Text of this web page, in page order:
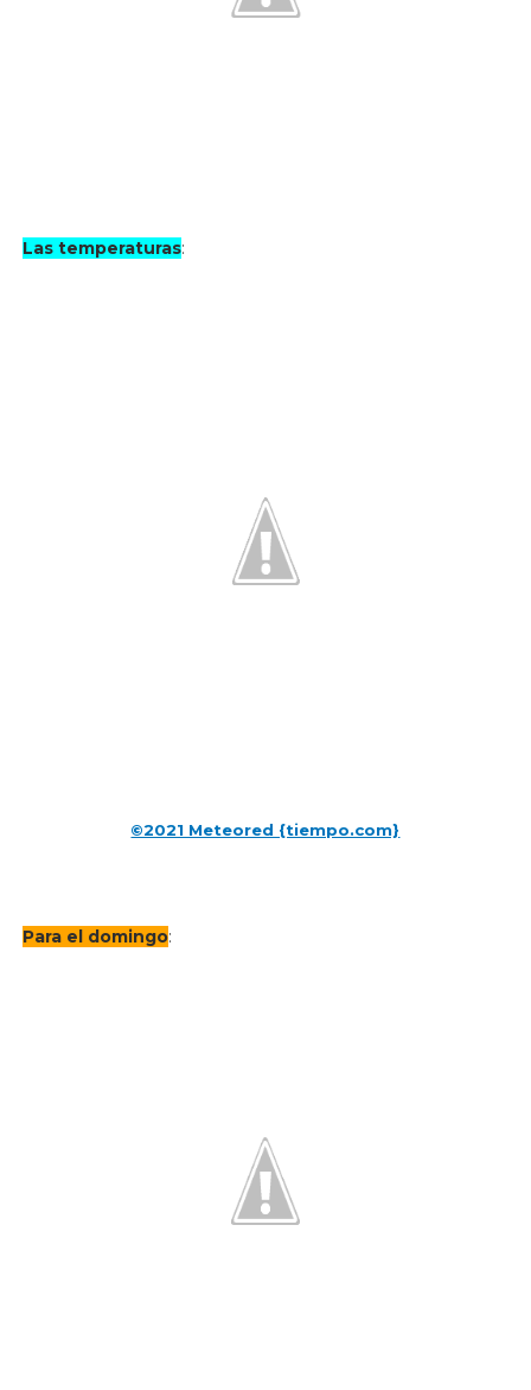
Las temperaturas:
©2021 Meteored {tiempo.com}
Para el domingo: